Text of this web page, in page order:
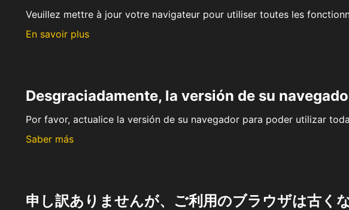
Veuillez mettre à jour votre navigateur pour utiliser toutes les
En savoir plus
Desgraciadamente, la versión de su
Por favor, actualice la versión de su navegador para poder utilizar
Saber más
申し訳ありませんが、ご利用のブラウザは古く